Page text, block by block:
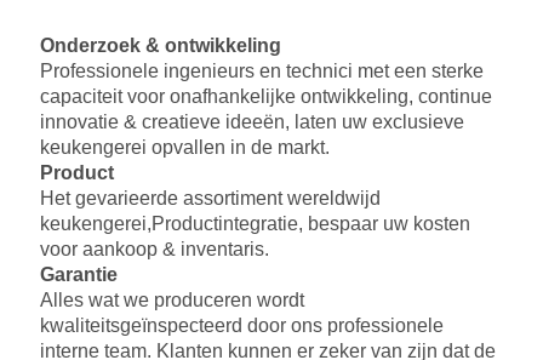
Onderzoek & ontwikkeling
Professionele ingenieurs en technici met een sterke
capaciteit voor onafhankelijke ontwikkeling, continue
innovatie & creatieve ideeën, laten uw exclusieve
keukengerei opvallen in de markt.
Product
Het gevarieerde assortiment wereldwijd
keukengerei,Productintegratie, bespaar uw kosten
voor aankoop & inventaris.
Garantie
Alles wat we produceren wordt
kwaliteitsgeïnspecteerd door ons professionele
interne team. Klanten kunnen er zeker van zijn dat de